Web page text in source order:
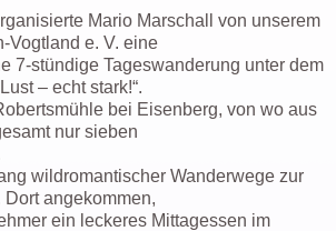
Mario Marschall von unserem
Vogtland e. V. eine
7-stündige Tageswanderung unter dem
– echt stark!“.
bei Eisenberg, von wo aus
nur sieben
wildromantischer Wanderwege zur
angekommen,
ein leckeres Mittagessen im